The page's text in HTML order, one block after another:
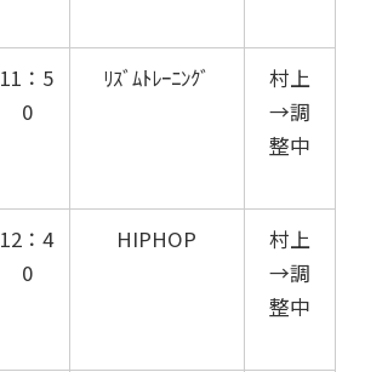
11：5
0
ﾘｽﾞﾑﾄﾚｰﾆﾝｸﾞ
村上
→調
整中
12：4
0
HIPHOP
村上
→調
整中